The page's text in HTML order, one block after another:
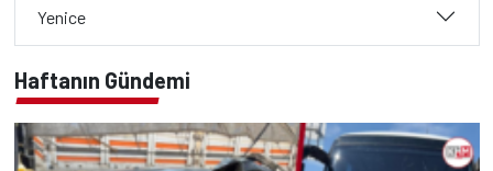
Yenice
Haftanın Gündemi